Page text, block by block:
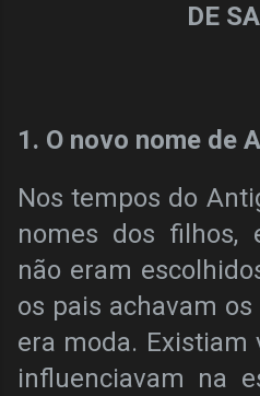
DE
1. O novo nome de
Nos tempos do
nomes dos filhos,
não eram
os pais achavam
era moda. Existiam
influenciavam na